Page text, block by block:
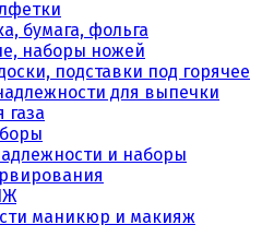
бумага, фольга
наборы ножей
подставки под горячее
для выпечки
газа
и наборы
маникюр и макияж